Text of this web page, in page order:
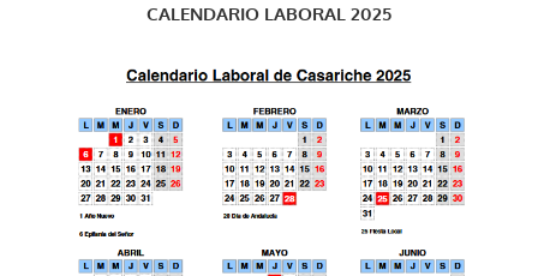
CALENDARIO LABORAL 2025